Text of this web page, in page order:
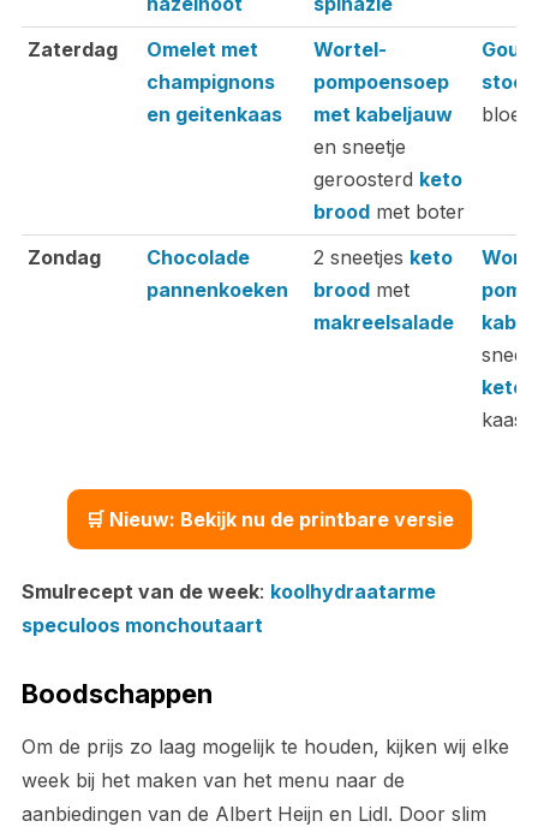
Zaterdag
Omelet met
champignons
en geitenkaas
Wortel-
pompoensoep
met kabeljauw
en sneetje
geroosterd keto
broodmet boter
Zondag
Chocolade
pannenkoeken
2 sneetjes keto
broodmet
makreelsalade
keto
kaas
🛒 Nieuw: Bekijk nu de printbare versie
Smulrecept van de week: koolhydraatarme
speculoos monchoutaart
Boodschappen
Om de prijs zo laag mogelijk te houden, kijken wij elke
week bij het maken van het menu naar de
aanbiedingen van de Albert Heijn en Lidl. Door slim